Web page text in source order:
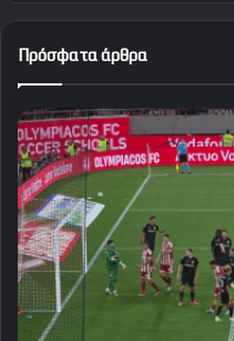
Πρόσφατα άρθρα